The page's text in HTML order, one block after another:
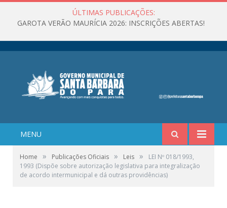
ÚLTIMAS PUBLICAÇÕES:
GAROTA VERÃO MAURÍCIA 2026: INSCRIÇÕES ABERTAS!
MENU
Home » Publicações Oficiais » Leis »
LEI Nº 018/1993,
1993 (Dispõe sobre autorização legislativa para integralização
de acordo intermunicipal e dá outras providências)